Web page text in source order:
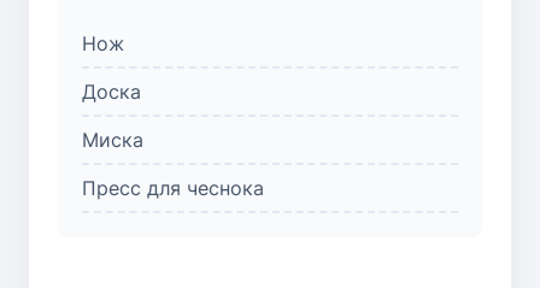
Нож
Доска
Миска
Пресс для чеснока